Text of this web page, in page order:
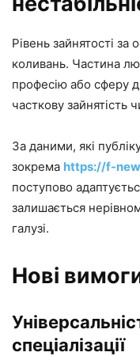
Рівень зайнятості за
коливань. Частина
професію або сферу
часткову зайнятість
За даними, які
зокрема https://f-
поступово
залишається
галузі.
Нові
спеціалізації